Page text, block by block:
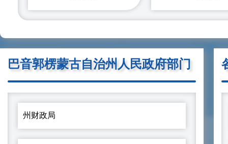
巴音郭楞蒙古自治州人民政府部门
州财政局